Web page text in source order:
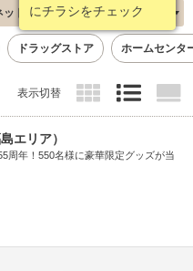
にチラシをチェック
ットショップ 新着順
ドラッグストア ホームセンタ
表示切替
エリア）
周年！550名様に豪華限定グッズが当